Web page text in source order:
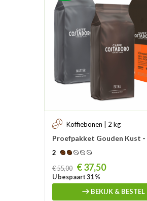
Koffiebonen | 2 kg
Proefpakket Gouden Kust -
2
Prijs
€ 55,00 € 37,50
U bespaart 31 %
BEKIJK & BESTEL